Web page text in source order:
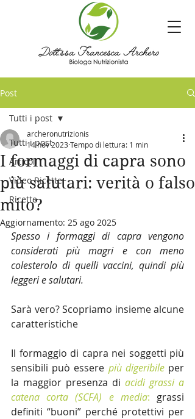
Post
Tutti i post
Articoli
Video Ricette
Ricette
Tutti i post
I formaggi di capra sono
più salutari: verità o falso
mito?
archeronutrizionis
14 nov 2023Tempo di lettura: 1 min
Aggiornamento: 25 ago 2025
Spesso i formaggi di capra vengono
considerati più magri e con meno
colesterolo di quelli vaccini, quindi più
leggeri e salutari.
Sarà vero? Scopriamo insieme alcune
caratteristiche
Il formaggio di capra nei soggetti più
sensibili può essere più digeribile per
la maggior presenza di acidi grassi a
catena corta (SCFA) e media: grassi
definiti “buoni” perché protettivi per